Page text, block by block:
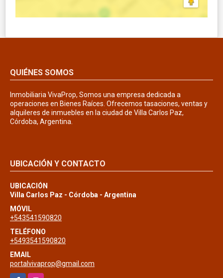
QUIÉNES SOMOS
Inmobiliaria VivaProp, Somos una empresa dedicada a
operaciones en Bienes Raíces. Ofrecemos tasaciones, ventas y
alquileres de inmuebles en la ciudad de Villa Carlos Paz,
Córdoba, Argentina.
UBICACIÓN Y CONTACTO
UBICACIÓN
Villa Carlos Paz - Córdoba - Argentina
MÓVIL
+543541590820
TELÉFONO
+5493541590820
EMAIL
portalvivaprop@gmail.com